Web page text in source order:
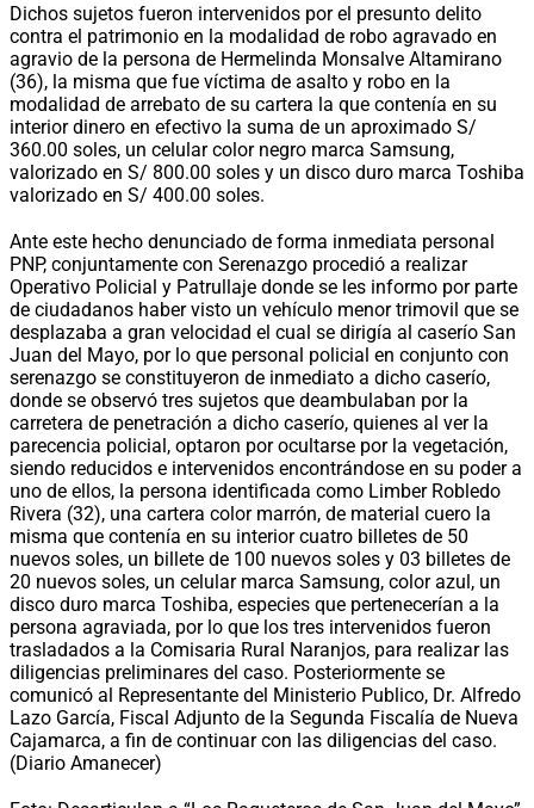
Dichos sujetos fueron intervenidos por el presunto delito
contra el patrimonio en la modalidad de robo agravado en
agravio de la persona de Hermelinda Monsalve Altamirano
(36), la misma que fue víctima de asalto y robo en la
modalidad de arrebato de su cartera la que contenía en su
interior dinero en efectivo la suma de un aproximado S/
360.00 soles, un celular color negro marca Samsung,
valorizado en S/ 800.00 soles y un disco duro marca Toshiba
valorizado en S/ 400.00 soles.
Ante este hecho denunciado de forma inmediata personal
PNP, conjuntamente con Serenazgo procedió a realizar
Operativo Policial y Patrullaje donde se les informo por parte
de ciudadanos haber visto un vehículo menor trimovil que se
desplazaba a gran velocidad el cual se dirigía al caserío San
Juan del Mayo, por lo que personal policial en conjunto con
serenazgo se constituyeron de inmediato a dicho caserío,
donde se observó tres sujetos que deambulaban por la
carretera de penetración a dicho caserío, quienes al ver la
parecencia policial, optaron por ocultarse por la vegetación,
siendo reducidos e intervenidos encontrándose en su poder a
uno de ellos, la persona identificada como Limber Robledo
Rivera (32), una cartera color marrón, de material cuero la
misma que contenía en su interior cuatro billetes de 50
nuevos soles, un billete de 100 nuevos soles y 03 billetes de
20 nuevos soles, un celular marca Samsung, color azul, un
disco duro marca Toshiba, especies que pertenecerían a la
persona agraviada, por lo que los tres intervenidos fueron
trasladados a la Comisaria Rural Naranjos, para realizar las
diligencias preliminares del caso. Posteriormente se
comunicó al Representante del Ministerio Publico, Dr. Alfredo
Lazo García, Fiscal Adjunto de la Segunda Fiscalía de Nueva
Cajamarca, a fin de continuar con las diligencias del caso.
(Diario Amanecer)